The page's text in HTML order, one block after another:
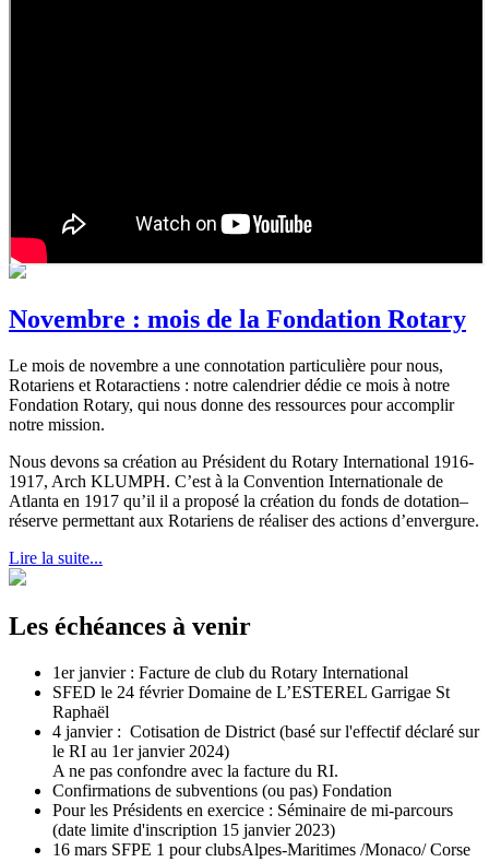
Novembre : mois de la Fondation Rotary
Le mois de novembre a une connotation particulière pour nous,
Rotariens et Rotaractiens : notre calendrier dédie ce mois à notre
Fondation Rotary, qui nous donne des ressources pour accomplir
notre mission.
Nous devons sa création au Président du Rotary International 1916-
1917, Arch KLUMPH. C’est à la Convention Internationale de
Atlanta en 1917 qu’il il a proposé la création du fonds de dotation–
réserve permettant aux Rotariens de réaliser des actions d’envergure.
Lire la suite...
Les échéances à venir
1er janvier : Facture de club du Rotary International
SFED le 24 février Domaine de L’ESTEREL Garrigae St
Raphaël
4 janvier : Cotisation de District (basé sur l'effectif déclaré sur
le RI au 1er janvier 2024)
A ne pas confondre avec la facture du RI.
Confirmations de subventions (ou pas) Fondation
Pour les Présidents en exercice : Séminaire de mi-parcours
(date limite d'inscription 15 janvier 2023)
16 mars SFPE 1 pour clubsAlpes-Maritimes /Monaco/ Corse